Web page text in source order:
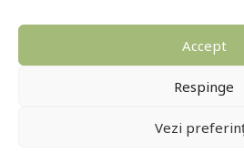
Accept
Respinge
Vezi